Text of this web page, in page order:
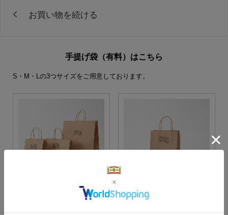
手提げ袋（有料）はこちら
S・M・Lの3つサイズをご用意しております。
S・M・Lサイズより当店に
Sサイズ